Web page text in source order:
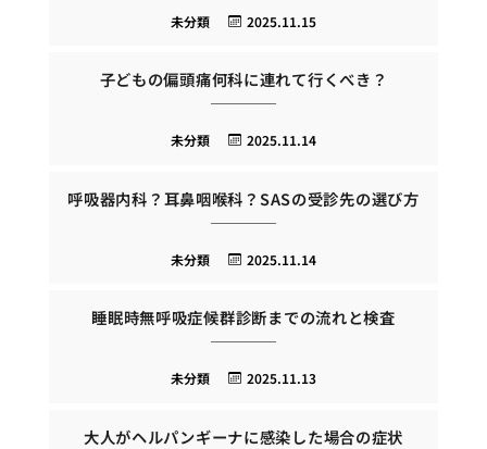
2025.11.15
未分類
子どもの偏頭痛何科に連れて行くべき？
2025.11.14
未分類
呼吸器内科？耳鼻咽喉科？SASの受診先の選び方
2025.11.14
未分類
睡眠時無呼吸症候群診断までの流れと検査
2025.11.13
未分類
大人がヘルパンギーナに感染した場合の症状